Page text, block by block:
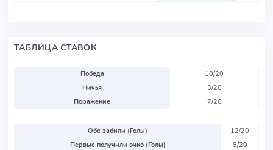
ТАБЛИЦА СТАВОК
Победа
10/20
Ничья
3/20
Поражение
7/20
Обе забили (Голы)
12/20
Первые получили очко (Голы)
8/20